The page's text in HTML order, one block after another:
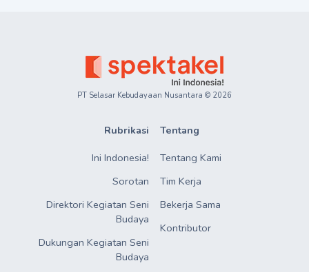
PT Selasar Kebudayaan Nusantara © 2026
Rubrikasi
Ini Indonesia!
Sorotan
Direktori Kegiatan Seni
Budaya
Dukungan Kegiatan Seni
Budaya
Tentang
Tentang Kami
Tim Kerja
Bekerja Sama
Kontributor